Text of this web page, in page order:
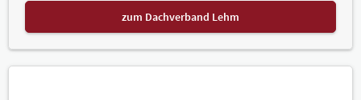
zum Dachverband Lehm